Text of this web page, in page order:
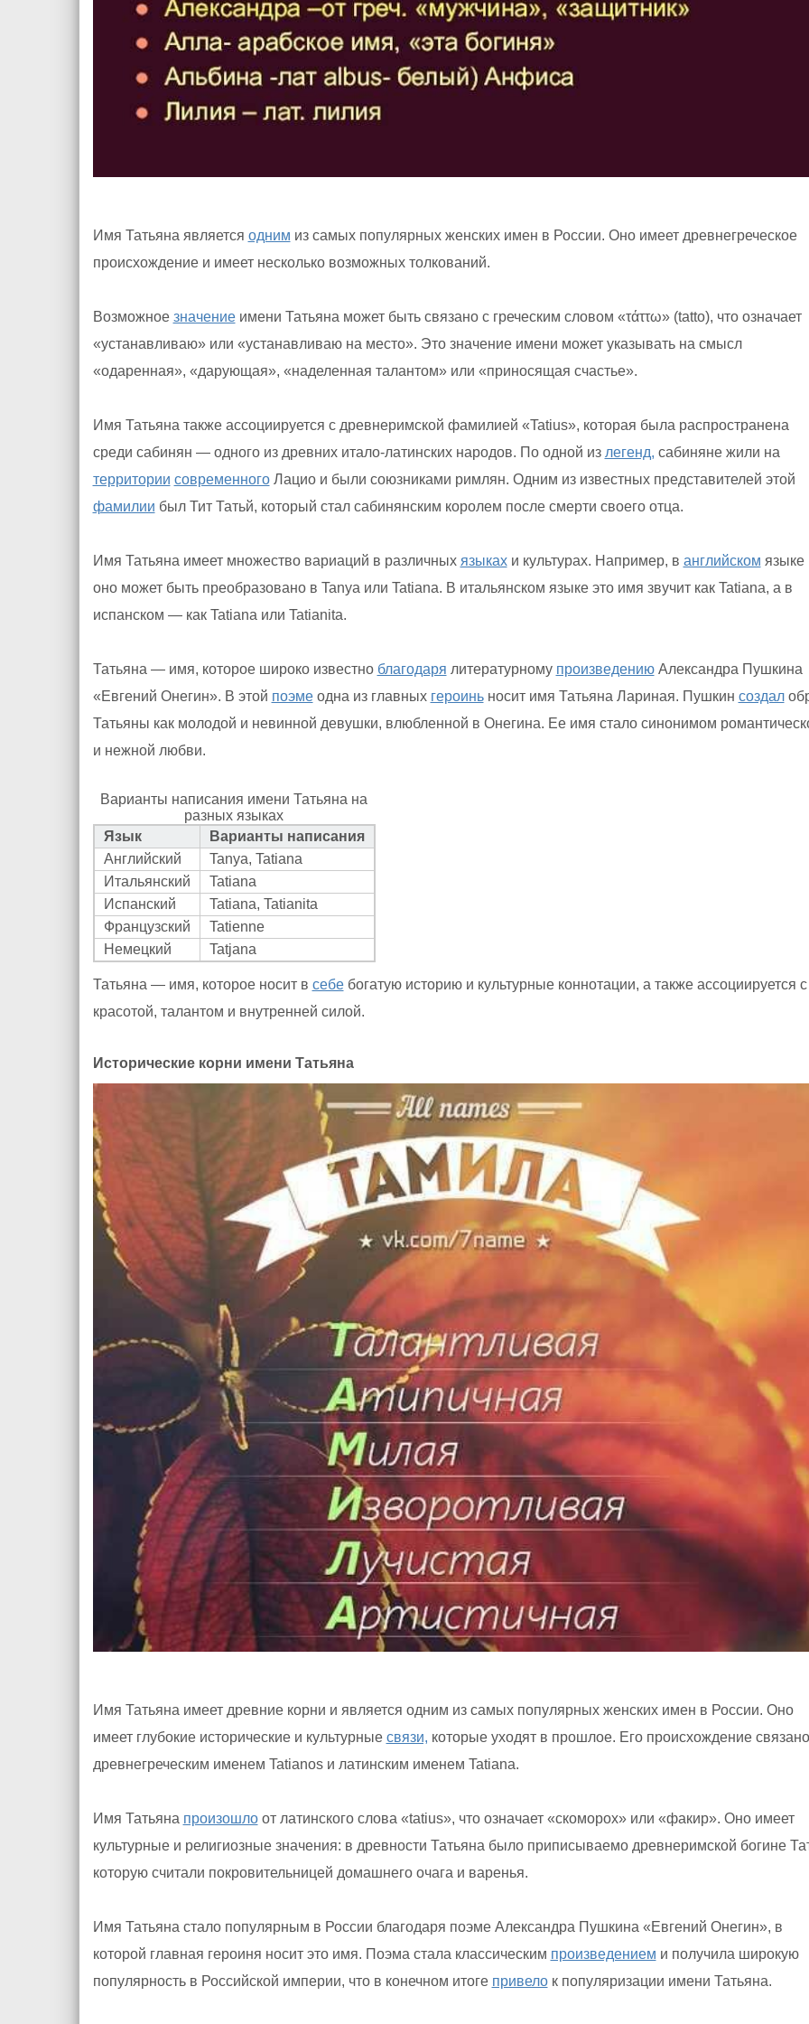
Имя Татьяна является одним из самых популярных женских имен в России. Оно имеет древнегреческое
происхождение и имеет несколько возможных толкований.
Возможное значениеимени Татьяна может быть связано с греческим словом «τάττω» (tatto), что означает
«устанавливаю» или «устанавливаю на место». Это значение имени может указывать на смысл
«одаренная», «дарующая», «наделенная талантом» или «приносящая счастье».
Имя Татьяна также ассоциируется с древнеримской фамилией «Tatius», которая была распространена
среди сабинян — одного из древних итало-латинских народов. По одной из легенд, сабиняне жили на
территории современногоЛацио и были союзниками римлян. Одним из известных представителей этой
фамилии был Тит Татьй, который стал сабинянским королем после смерти своего отца.
Имя Татьяна имеет множество вариаций в различных языкахи культурах. Например, в английском языке
оно может быть преобразовано в Tanya или Tatiana. В итальянском языке это имя звучит как Tatiana, а в
испанском — как Tatiana или Tatianita.
Татьяна — имя, которое широко известно благодаря литературному произведениюАлександра Пушкина
«Евгений Онегин». В этой поэмеодна из главных героиньносит имя Татьяна Лариная. Пушкин создал
Татьяны как молодой и невинной девушки, влюбленной в Онегина. Ее имя стало синонимом
и нежной любви.
Варианты написания имени Татьяна на
разных языках
Язык
Варианты написания
Английский
Tanya, Tatiana
Итальянский
Tatiana
Испанский
Tatiana, Tatianita
Французский
Tatienne
Немецкий
Tatjana
Татьяна — имя, которое носит в себебогатую историю и культурные коннотации, а также ассоциируется с
красотой, талантом и внутренней силой.
Исторические корни имени Татьяна
Имя Татьяна имеет древние корни и является одним из самых популярных женских имен в России. Оно
имеет глубокие исторические и культурные связи, которые уходят в прошлое. Его происхождение
древнегреческим именем Tatianos и латинским именем Tatiana.
Имя Татьяна произошлоот латинского слова «tatius», что означает «скоморох» или «факир». Оно имеет
культурные и религиозные значения: в древности Татьяна было приписываемо древнеримской богине
которую считали покровительницей домашнего очага и варенья.
Имя Татьяна стало популярным в России благодаря поэме Александра Пушкина «Евгений Онегин», в
которой главная героиня носит это имя. Поэма стала классическим произведением и получила широкую
популярность в Российской империи, что в конечном итоге привелок популяризации имени Татьяна.